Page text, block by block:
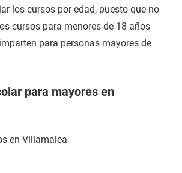
los cursos por edad, puesto que no
cursos para menores de 18 años
para personas mayores de
para mayores en
en Villamalea